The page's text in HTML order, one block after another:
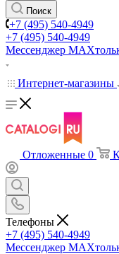
Поиск
+7 (495) 540-4949
+7 (495) 540-4949
Мессенджер МАХ
Интернет-магазины
Отложенные 0
Телефоны
+7 (495) 540-4949
Мессенджер МАХ